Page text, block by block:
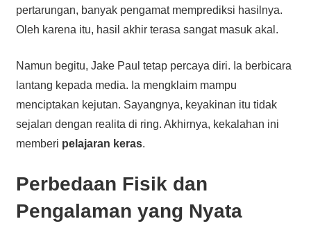
pertarungan, banyak pengamat memprediksi hasilnya.
Oleh karena itu, hasil akhir terasa sangat masuk akal.
Namun begitu, Jake Paul tetap percaya diri. Ia berbicara
lantang kepada media. Ia mengklaim mampu
menciptakan kejutan. Sayangnya, keyakinan itu tidak
sejalan dengan realita di ring. Akhirnya, kekalahan ini
memberi pelajaran keras.
Perbedaan Fisik dan
Pengalaman yang Nyata